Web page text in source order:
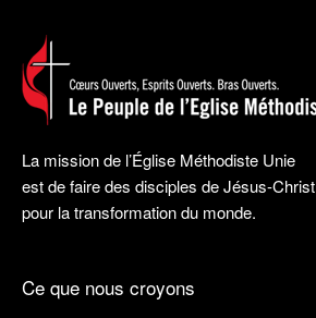
La mission de l’Église Méthodiste Unie
est de faire des disciples de Jésus-Christ
pour la transformation du monde.
Ce que nous croyons